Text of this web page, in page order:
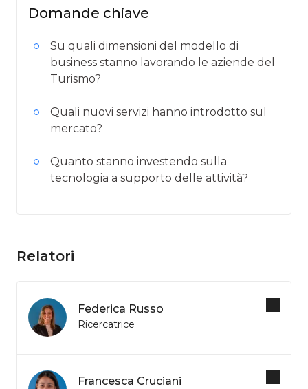
Domande chiave
Su quali dimensioni del modello di
business stanno lavorando le aziende del
Turismo?
Quali nuovi servizi hanno introdotto sul
mercato?
Quanto stanno investendo sulla
tecnologia a supporto delle attività?
Relatori
Federica Russo
Ricercatrice
Francesca Cruciani